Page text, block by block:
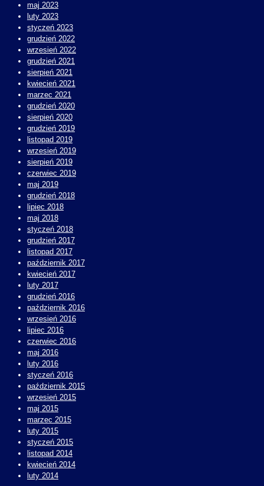
maj 2023
luty 2023
styczeń 2023
grudzień 2022
wrzesień 2022
grudzień 2021
sierpień 2021
kwiecień 2021
marzec 2021
grudzień 2020
sierpień 2020
grudzień 2019
listopad 2019
wrzesień 2019
sierpień 2019
czerwiec 2019
maj 2019
grudzień 2018
lipiec 2018
maj 2018
styczeń 2018
grudzień 2017
listopad 2017
październik 2017
kwiecień 2017
luty 2017
grudzień 2016
październik 2016
wrzesień 2016
lipiec 2016
czerwiec 2016
maj 2016
luty 2016
styczeń 2016
październik 2015
wrzesień 2015
maj 2015
marzec 2015
luty 2015
styczeń 2015
listopad 2014
kwiecień 2014
luty 2014